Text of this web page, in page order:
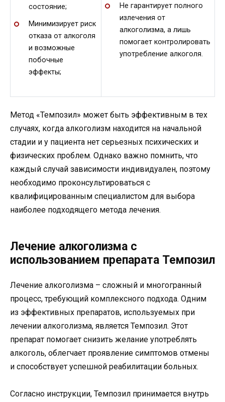
состояние;
Минимизирует риск
отказа от алкоголя
и возможные
побочные
эффекты;
Не гарантирует полного
излечения от
алкоголизма, а лишь
помогает контролировать
употребление алкоголя.
Метод «Темпозил» может быть эффективным в тех
случаях, когда алкоголизм находится на начальной
стадии и у пациента нет серьезных психических и
физических проблем. Однако важно помнить, что
каждый случай зависимости индивидуален, поэтому
необходимо проконсультироваться с
квалифицированным специалистом для выбора
наиболее подходящего метода лечения.
Лечение алкоголизма с
использованием препарата Темпозил
Лечение алкоголизма – сложный и многогранный
процесс, требующий комплексного подхода. Одним
из эффективных препаратов, используемых при
лечении алкоголизма, является Темпозил. Этот
препарат помогает снизить желание употреблять
алкоголь, облегчает проявление симптомов отмены
и способствует успешной реабилитации больных.
Согласно инструкции, Темпозил принимается внутрь